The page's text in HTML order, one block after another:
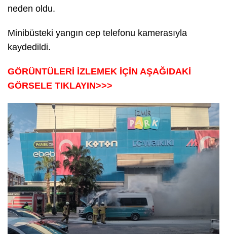
neden oldu.
Minibüsteki yangın cep telefonu kamerasıyla
kaydedildi.
GÖRÜNTÜLERİ İZLEMEK İÇİN AŞAĞIDAKİ
GÖRSELE TIKLAYIN>>>